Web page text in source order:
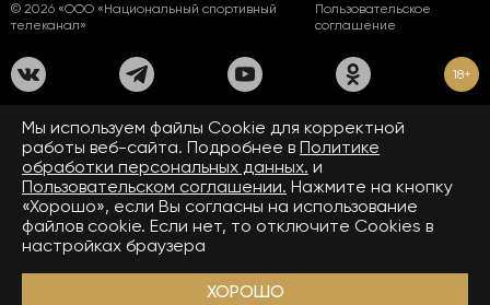
© 2026 «ООО «Национальный спортивный
телеканал»
Пользовательское
соглашение
18+
На сайте применяются рекомендательные технологии. Подробнее
Правилах применения рекомендательных технологий.
Средство массовой информации сетевое издание «www.matchtv.ru»
зарегистрировано Федеральной службой по надзору в сфере связи,
информационных технологий и массовых коммуникаций (Роскомнадзор).
Свидетельство о регистрации средства массовой информации ЭЛ № ФС 77 - 72390
от 28.02.2018. Название — www.matchtv.ru.
Учредитель (соучредители) СМИ сетевого издания «www.matchtv.ru»: ООО
«Национальный спортивный телеканал», главный редактор СМИ сетевого издания
сетевого издания «www.matchtv.ru»:matchtv@matchtv.ru
Мы используем файлы Сookie для корректной
работы веб-сайта. Подробнее в Политике
обработки персональных данных. и
Пользовательском соглашении. Нажмите на кнопку
«Хорошо», если Вы согласны на использование
файлов cookie. Если нет, то отключите Cookies в
настройках браузера
ХОРОШО